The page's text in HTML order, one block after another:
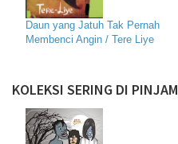
Daun yang Jatuh Tak Pernah
Membenci Angin / Tere Liye
KOLEKSI SERING DI PINJAM